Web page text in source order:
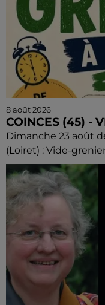
8 août 2026
COINCES (45) -
Dimanche 23 août
(Loiret) : Vide-